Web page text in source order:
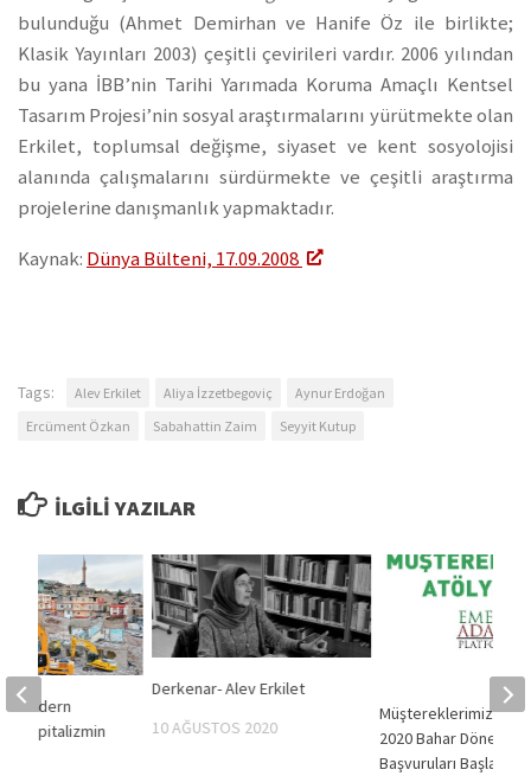
bulunduğu (Ahmet Demirhan ve Hanife Öz ile birlikte;
Klasik Yayınları 2003) çeşitli çevirileri vardır. 2006 yılından
bu yana İBB’nin Tarihi Yarımada Koruma Amaçlı Kentsel
Tasarım Projesi’nin sosyal araştırmalarını yürütmekte olan
Erkilet, toplumsal değişme, siyaset ve kent sosyolojisi
alanında çalışmalarını sürdürmekte ve çeşitli araştırma
projelerine danışmanlık yapmaktadır.
Kaynak: Dünya Bülteni, 17.09.2008
Tags: Alev Erkilet Aliya İzzetbegoviç
Aynur Erdoğan
Ercüment Özkan
Sabahattin Zaim Seyyit Kutup
İLGILI YAZILAR
Derkenar- Alev Erkilet
10 AĞUSTOS 2020
Müştereklerimiz
2020 Bahar Dönemi
Başvuruları Başladı
“Modern
Kapitalizmin